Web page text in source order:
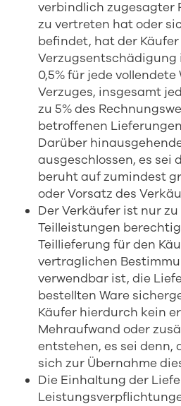
verbindlich zugesagter
zu vertreten hat oder
befindet, hat der
Verzugsentschädigung
0,5% für jede vollendete
Verzuges, insgesamt
zu 5% des
betroffenen
Darüber
ausgeschlossen, es sei
beruht auf zumindest
oder Vorsatz des
Der Verkäufer ist nur
Teilleistungen
Teillieferung für den
vertraglichen
verwendbar ist, die
bestellten Ware
Käufer hierdurch kein
Mehraufwand oder
entstehen, es sei denn,
sich zur Übernahme
Die Einhaltung der